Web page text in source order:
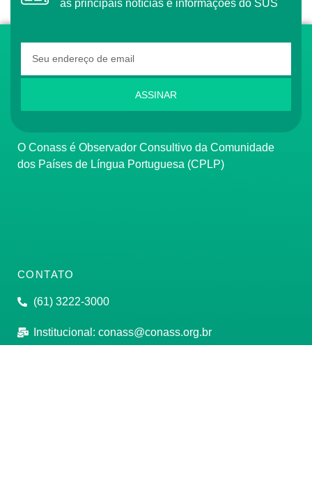
as principais notícias e informações do SUS
ASSINAR
O Conass é Observador Consultivo da Comunidade
dos Países de Língua Portuguesa (CPLP)
CONTATO
(61) 3222-3000
Institucional: conass@conass.org.br